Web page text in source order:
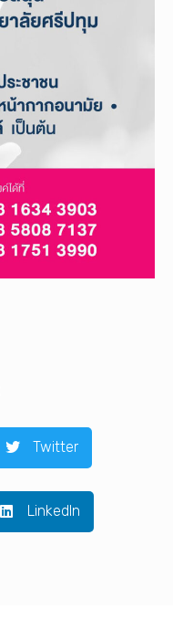
Twitter
LinkedIn